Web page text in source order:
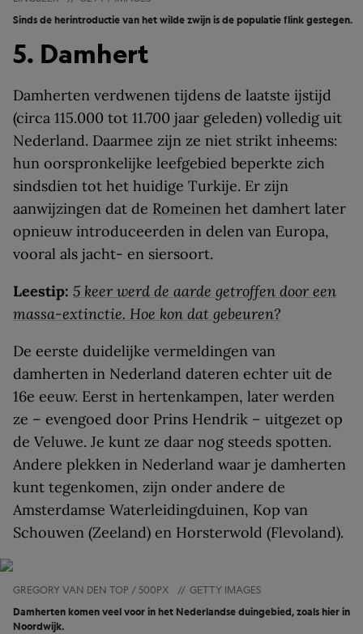
Sinds de herintroductie van het wilde zwijn is de populatie flink gestegen.
5. Damhert
Damherten verdwenen tijdens de laatste ijstijd
(circa 115.000 tot 11.700 jaar geleden) volledig uit
Nederland. Daarmee zijn ze niet strikt inheems:
hun oorspronkelijke leefgebied beperkte zich
sindsdien tot het huidige Turkije. Er zijn
aanwijzingen dat de Romeinen het damhert later
opnieuw introduceerden in delen van Europa,
vooral als jacht- en siersoort.
Leestip: 5 keer werd de aarde getroffen door een
massa-extinctie. Hoe kon dat gebeuren?
De eerste duidelijke vermeldingen van
damherten in Nederland dateren echter uit de
16e eeuw. Eerst in hertenkampen, later werden
ze – evengoed door Prins Hendrik – uitgezet op
de Veluwe. Je kunt ze daar nog steeds spotten.
Andere plekken in Nederland waar je damherten
kunt tegenkomen, zijn onder andere de
Amsterdamse Waterleidingduinen, Kop van
Schouwen (Zeeland) en Horsterwold (Flevoland).
GREGORY VAN DEN TOP / 500PX // GETTY IMAGES
Damherten komen veel voor in het Nederlandse duingebied, zoals hier in
Noordwijk.